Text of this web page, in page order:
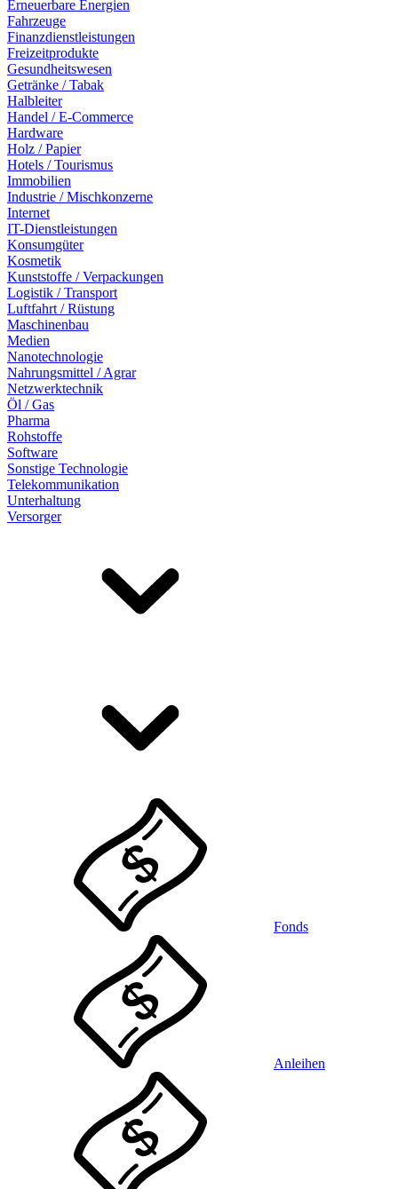
Erneuerbare Energien
Fahrzeuge
Finanzdienstleistungen
Freizeitprodukte
Gesundheitswesen
Getränke / Tabak
Halbleiter
Handel / E-Commerce
Hardware
Holz / Papier
Hotels / Tourismus
Immobilien
Industrie / Mischkonzerne
Internet
IT-Dienstleistungen
Konsumgüter
Kosmetik
Kunststoffe / Verpackungen
Logistik / Transport
Luftfahrt / Rüstung
Maschinenbau
Medien
Nanotechnologie
Nahrungsmittel / Agrar
Netzwerktechnik
Öl / Gas
Pharma
Rohstoffe
Software
Sonstige Technologie
Telekommunikation
Unterhaltung
Versorger
Fonds
Anleihen